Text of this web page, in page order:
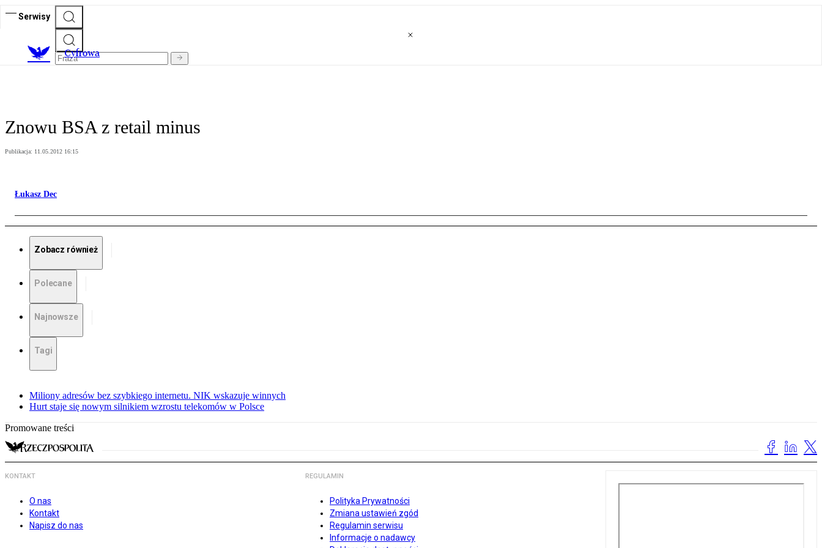
Serwisy
Cyfrowa
Znowu BSA z retail minus
Publikacja: 11.05.2012 16:15
Łukasz Dec
Zobacz również
Polecane
Najnowsze
Tagi
Miliony adresów bez szybkiego internetu. NIK wskazuje winnych
Hurt staje się nowym silnikiem wzrostu telekomów w Polsce
Promowane treści
KONTAKT
O nas
Kontakt
Napisz do nas
REGULAMIN
Polityka Prywatności
Zmiana ustawień zgód
Regulamin serwisu
Informacje o nadawcy